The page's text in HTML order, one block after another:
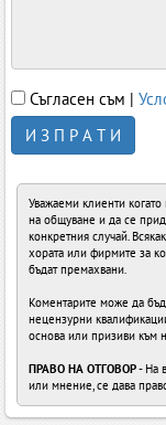
Съгласен съм |
И З П Р А Т И
Уважаеми клиенти
на общуване и да се
конкретния случай.
хората или фирмите за
бъдат премахвани.
Коментарите може да
нецензурни
основа или призиви към
ПРАВО НА ОТГОВОР- На
или мнение, се дава